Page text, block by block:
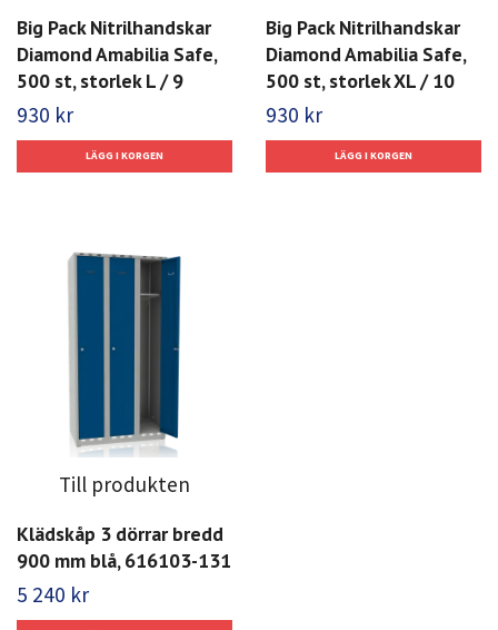
Big Pack Nitrilhandskar
Diamond Amabilia Safe,
500 st, storlek L / 9
930 kr
Big Pack Nitrilhandskar
Diamond Amabilia Safe,
500 st, storlek XL / 10
930 kr
Till produkten
Klädskåp 3 dörrar bredd
900 mm blå, 616103-131
5 240 kr